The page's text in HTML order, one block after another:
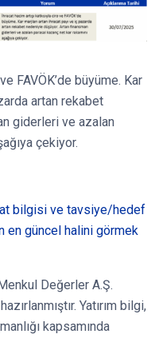
FAVÖK’de büyüme. Kar
artan rekabet
giderleri ve azalan
çekiyor.
bilgisi ve tavsiye/hedef
güncel halini görmek
Değerler A.Ş.
Yatırım bilgi,
kapsamında